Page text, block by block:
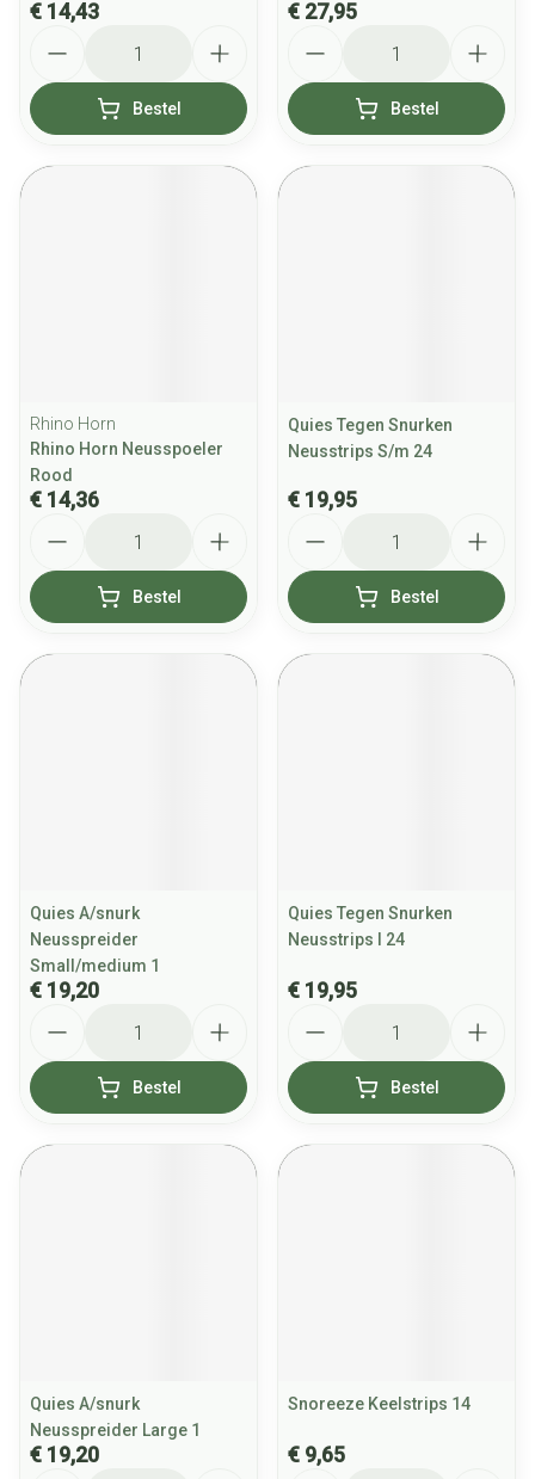
€ 14,43
Bestel
€ 27,95
Bestel
Rhino Horn
Rhino Horn Neusspoeler
Rood
€ 14,36
Bestel
Quies Tegen Snurken
Neusstrips S/m 24
€ 19,95
Bestel
Quies A/snurk
Neusspreider
Small/medium 1
€ 19,20
Bestel
Quies Tegen Snurken
Neusstrips l 24
€ 19,95
Bestel
Quies A/snurk
Neusspreider Large 1
€ 19,20
Snoreeze Keelstrips 14
€ 9,65